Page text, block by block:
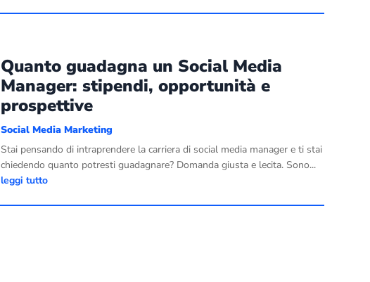
Quanto guadagna un Social Media
Manager: stipendi, opportunità e
prospettive
Social Media Marketing
Stai pensando di intraprendere la carriera di social media manager e ti stai
chiedendo quanto potresti guadagnare? Domanda giusta e lecita. Sono...
leggi tutto